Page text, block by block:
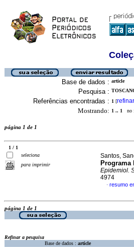
Base de dados : article
Pesquisa :
Referências encontradas : 1 [refinar
Mostrando: 1 .. 1 no
página 1 de 1
1 / 1
seleciona
para imprimir
Santos,
Programa
Epidemiol.
4974
· resumo
página 1 de 1
Refinar a pesquisa
Base de dados : article